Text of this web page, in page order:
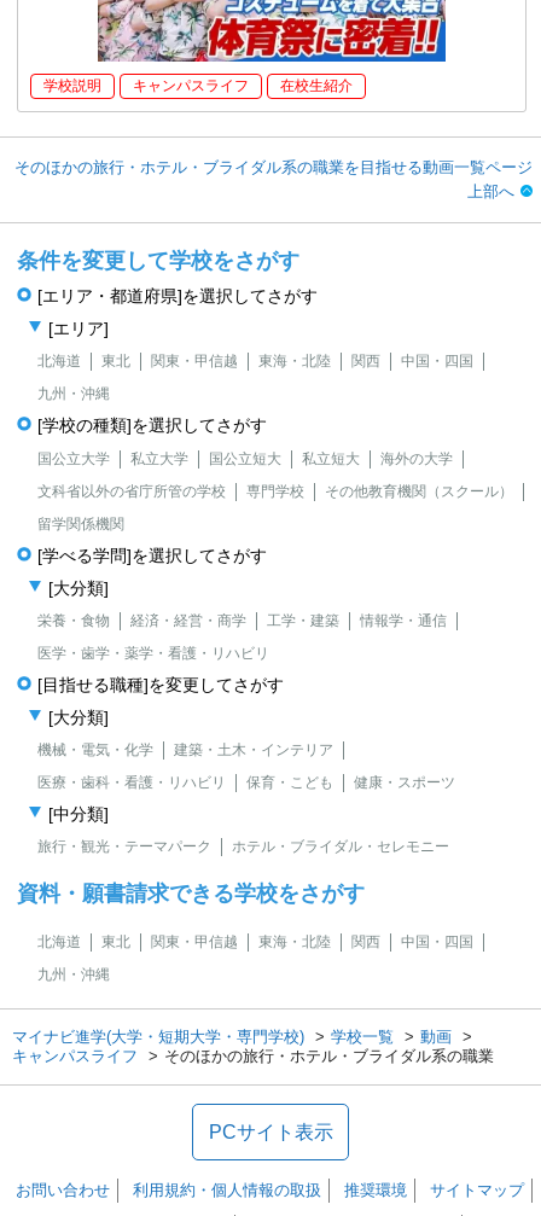
学校説明 キャンパスライフ 在校生紹介
そのほかの旅行・ホテル・ブライダル系の職業を目指せる動画一覧ページ
上部へ
条件を変更して学校をさがす
[エリア・都道府県]を選択してさがす
[エリア]
北海道 東北 関東・甲信越 東海・北陸 関西
中国・四国
九州・沖縄
[学校の種類]を選択してさがす
国公立大学 私立大学 国公立短大 私立短大
海外の大学
文科省以外の省庁所管の学校
専門学校
その他教育機関（スクール）
留学関係機関
[学べる学問]を選択してさがす
[大分類]
栄養・食物 経済・経営・商学 工学・建築
情報学・通信
医学・歯学・薬学・看護・リハビリ
[目指せる職種]を変更してさがす
[大分類]
機械・電気・化学
建築・土木・インテリア
医療・歯科・看護・リハビリ
保育・こども 健康・スポーツ
[中分類]
旅行・観光・テーマパーク ホテル・ブライダル・セレモニー
資料・願書請求できる学校をさがす
北海道 東北 関東・甲信越 東海・北陸 関西
中国・四国
九州・沖縄
マイナビ進学(大学・短期大学・専門学校) 学校一覧
動画
キャンパスライフ
そのほかの旅行・ホテル・ブライダル系の職業
PCサイト表示
お問い合わせ 利用規約・個人情報の取扱 推奨環境 サイトマップ